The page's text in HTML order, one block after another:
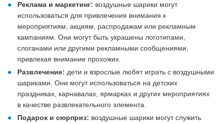
Реклама и маркетинг: воздушные шарики могут
использоваться для привлечения внимания к
мероприятиям, акциям, распродажам или рекламным
кампаниям. Они могут быть украшены логотипами,
слоганами или другими рекламными сообщениями,
привлекая внимание прохожих.
Развлечение: дети и взрослые любят играть с воздушными
шариками. Они могут использоваться на детских
праздниках, карнавалах, ярмарках и других мероприятиях
в качестве развлекательного элемента.
Подарок и сюрприз: воздушные шарики могут служить